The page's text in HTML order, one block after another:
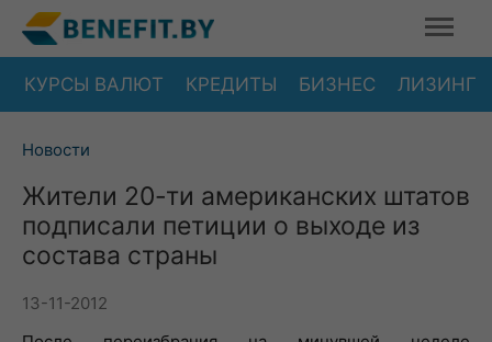
КУРСЫ ВАЛЮТ КРЕДИТЫ БИЗНЕС ЛИЗИНГ
Новости
Жители 20-ти американских штатов
подписали петиции о выходе из
состава страны
13-11-2012